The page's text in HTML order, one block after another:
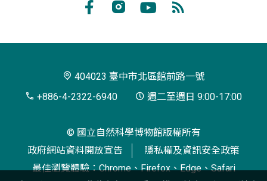
博
閱
404023 臺中市北區館前路一號
+886-4-2322-6940
週二至週日 9:00-17:00
© 國立自然科學博物館版權所有
政府網站資料開放宣告
隱私權及資訊安全政策
最佳瀏覽體驗：Chrome、Firefox、Edge、Safari